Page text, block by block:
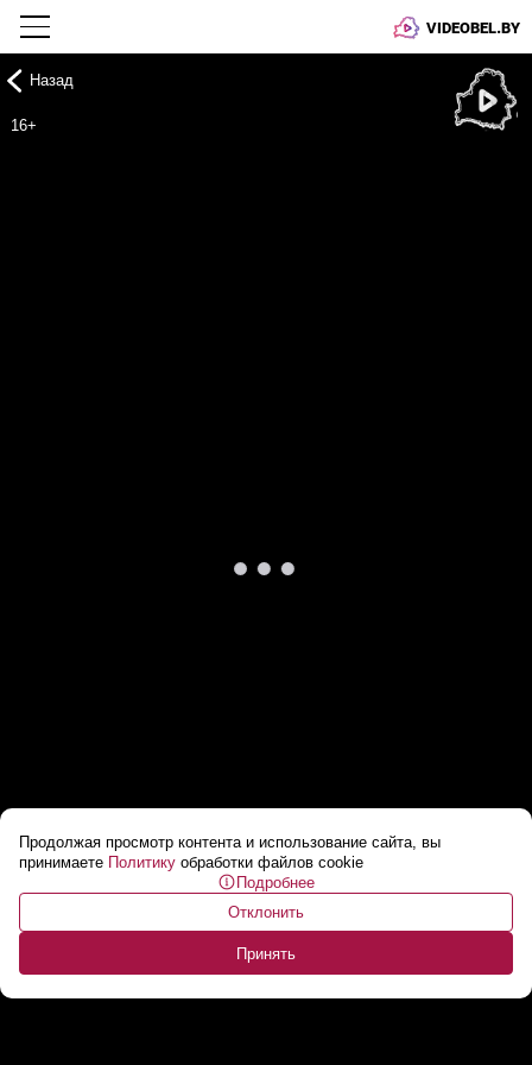
VIDEOBEL.BY
Продолжая просмотр контента и использование сайта, вы
принимаете Политику обработки файлов cookie
Подробнее
Отклонить
Принять
Назад
16+
«Введет РЕЖИМ ЧП!» // Трамп узурпирует
власть в США с помощью войны в Иране?